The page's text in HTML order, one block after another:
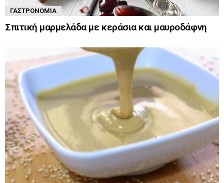
ΓΑΣΤΡΟΝΟΜΊΑ
Σπιτική μαρμελάδα με κεράσια και μαυροδάφνη